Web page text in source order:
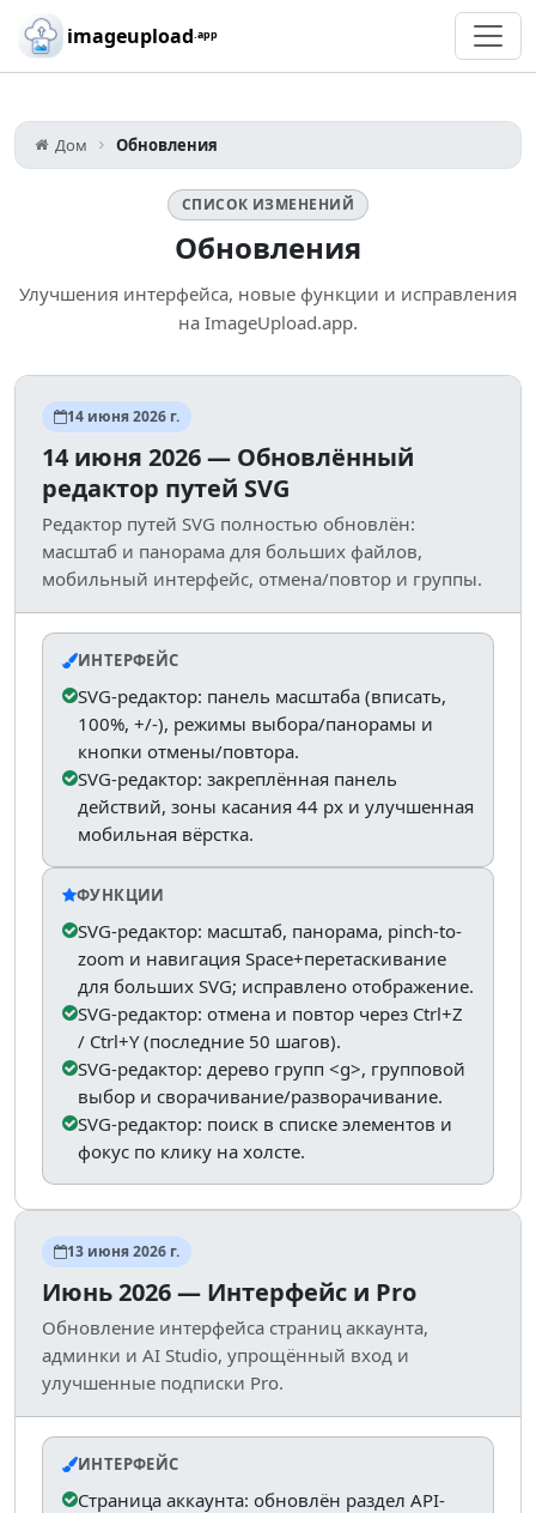
Skip to main content
imageupload.app
Дом Обновления
СПИСОК ИЗМЕНЕНИЙ
Обновления
Улучшения интерфейса, новые функции и исправления
на ImageUpload.app.
14 июня 2026 г.
14 июня 2026 — Обновлённый
редактор путей SVG
Редактор путей SVG полностью обновлён:
масштаб и панорама для больших файлов,
мобильный интерфейс, отмена/повтор и группы.
ИНТЕРФЕЙС
SVG-редактор: панель масштаба (вписать,
100%, +/-), режимы выбора/панорамы и
кнопки отмены/повтора.
SVG-редактор: закреплённая панель
действий, зоны касания 44 px и улучшенная
мобильная вёрстка.
ФУНКЦИИ
SVG-редактор: масштаб, панорама, pinch-to-
zoom и навигация Space+перетаскивание
для больших SVG; исправлено отображение.
SVG-редактор: отмена и повтор через Ctrl+Z
/ Ctrl+Y (последние 50 шагов).
SVG-редактор: дерево групп <g>, групповой
выбор и сворачивание/разворачивание.
SVG-редактор: поиск в списке элементов и
фокус по клику на холсте.
13 июня 2026 г.
Июнь 2026 — Интерфейс и Pro
Обновление интерфейса страниц аккаунта,
админки и AI Studio, упрощённый вход и
улучшенные подписки Pro.
ИНТЕРФЕЙС
Страница аккаунта: обновлён раздел API-